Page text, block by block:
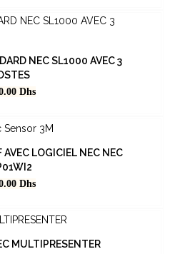
NEC SL1000 AVEC 3
Dhs
LOGICIEL NEC NEC
Dhs
MULTIPRESENTER